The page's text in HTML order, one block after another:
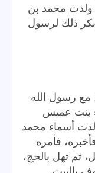
ولدت محمد بن
بكر ذلك لرسول
مع رسول الله
بنت عميس
وَلدت أسماء محمد
فأمره
ثم تهل بالحج،